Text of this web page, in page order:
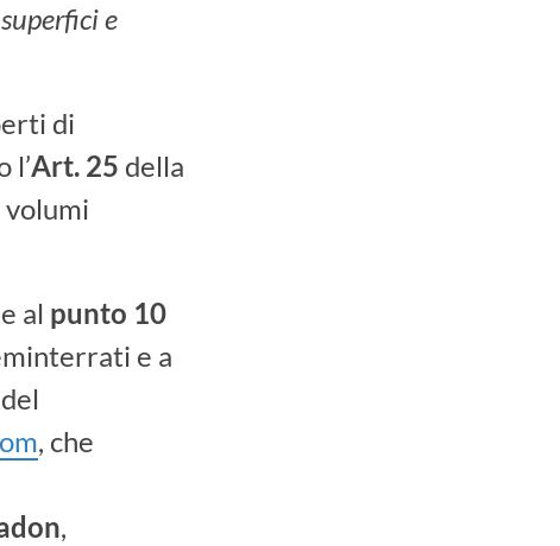
e
di
l’Art. 25 della
volumi
al punto 10
e a
, che
,